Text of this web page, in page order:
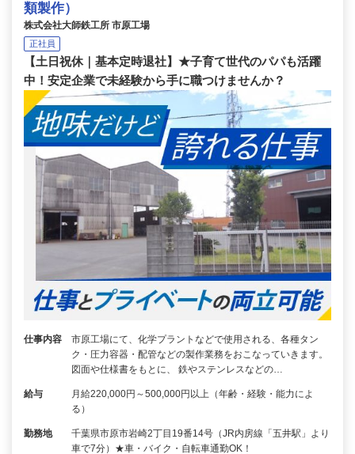
類製作）
株式会社大師鉄工所 市原工場
正社員
【土日祝休｜基本定時退社】★子育て世代のパパも活躍
中！安定企業で未経験から手に職つけませんか？
仕事内容
市原工場にて、化学プラントなどで使用される、各種タン
ク・圧力容器・配管などの製作業務をおこなっていきます。
図面や仕様書をもとに、 鉄やステンレスなどの…
給与
月給220,000円～500,000円以上（年齢・経験・能力によ
る）
勤務地
千葉県市原市岩崎2丁目19番14号（JR内房線「五井駅」より
車で7分）★車・バイク・自転車通勤OK！